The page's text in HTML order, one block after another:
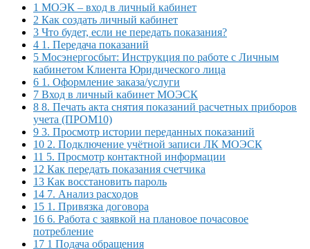
1 МОЭК – вход в личный кабинет
2 Как создать личный кабинет
3 Что будет, если не передать показания?
4 1. Передача показаний
5 Мосэнергосбыт: Инструкция по работе с Личным
кабинетом Клиента Юридического лица
6 1. Оформление заказа/услуги
7 Вход в личный кабинет МОЭСК
8 8. Печать акта снятия показаний расчетных приборов
учета (ПРОМ10)
9 3. Просмотр истории переданных показаний
10 2. Подключение учётной записи ЛК МОЭСК
11 5. Просмотр контактной информации
12 Как передать показания счетчика
13 Как восстановить пароль
14 7. Анализ расходов
15 1. Привязка договора
16 6. Работа с заявкой на плановое почасовое
потребление
17 1 Подача обращения